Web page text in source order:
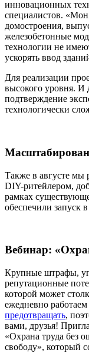
инновационных
специалистов.
домостроения,
железобетонные
технологии не
ускорять ввод
Для реализации
высокого уровня. И
подтверждение
технологически
Также в августе мы
DIY-ритейлером,
рамках
обеспечили запуск
Вебинар:
Крупные штрафы,
репутационные
которой может
ежедневно
предотвращать,
вами, друзья!
«Охрана труда без
свободу», который